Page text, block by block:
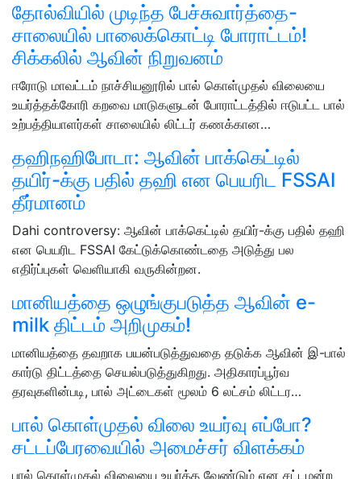
தோல்வியில் முடிந்த பேச்சுவார்த்தை-
சாலையில் பாலைக்கொட்டி போராட்டம்!
சிக்கலில் ஆவின் நிறுவனம்
ஈரோடு மாவட்டம் நாச்சியனூரில் பால் கொள்முதல் விலையை
உயர்த்தக்கோரி கறவை மாடுகளுடன் போராட்டத்தில் ஈடுபட்ட பால்
உற்பத்தியாளர்கள் சாலையில் லிட்டர் கணக்கான…
தஹிநஹிபோடா: ஆவின் பாக்கெட்டில்
தயிர்-க்கு பதில் தஹி என பெயரிட FSSAI
தீர்மானம்
Dahi controversy: ஆவின் பாக்கெட்டில் தயிர்-க்கு பதில் தஹி
என பெயரிட FSSAI கேட்டுக்கொண்டதை அடுத்து பல
எதிர்ப்புகள் வெளியாகி வருகின்றன.
மானியத்தை ஒழுங்குபடுத்த ஆவின் e-
milk திட்டம் அறிமுகம்!
மானியத்தை தவறாக பயன்படுத்துவதை தடுக்க ஆவின் இ-பால்
கார்டு திட்டத்தை செயல்படுத்துகிறது. அதிகாரப்பூர்வ
தரவுகளின்படி, பால் அட்டைகள் மூலம் 6 லட்சம் லிட்டர…
பால் கொள்முதல் விலை உயர்வு எப்போ?
சட்டப்பேரவையில் அமைச்சர் விளக்கம்
பால் கொள்முதல் விலையை உயர்த்த வேண்டும் என சட்டமன்ற